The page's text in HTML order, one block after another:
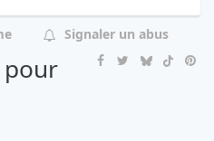
Signaler un abus
pour